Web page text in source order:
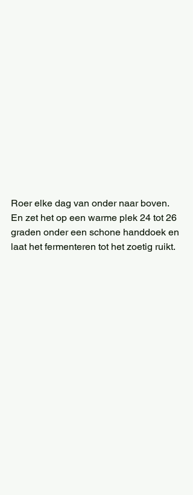
Roer elke dag van onder naar boven.
En zet het op een warme plek 24 tot 26
graden onder een schone handdoek en
laat het fermenteren tot het zoetig ruikt.